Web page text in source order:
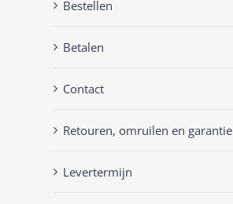
Bestellen
Betalen
Contact
Retouren, omruilen en garantie
Levertermijn